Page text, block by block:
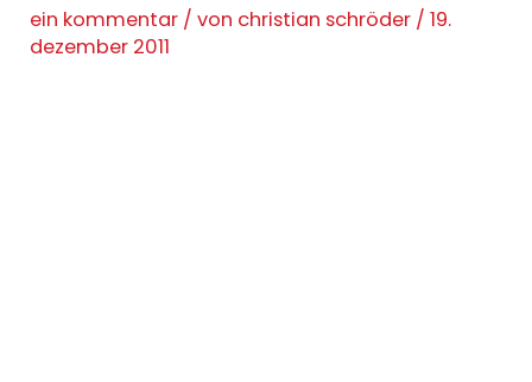
ein kommentar / von christian schröder /19.
dezember 2011